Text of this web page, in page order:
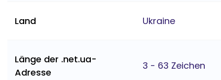
Land Ukraine
Länge der .net.ua-
Adresse
3 - 63 Zeichen